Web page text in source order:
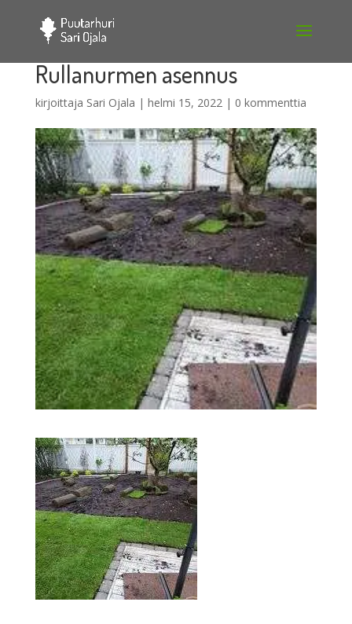
Rullanurmen asennus
kirjoittaja Sari Ojala | helmi 15, 2022| 0 kommenttia